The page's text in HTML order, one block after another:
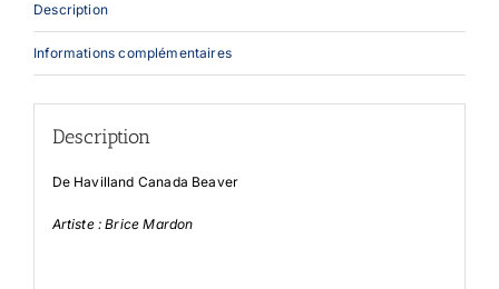
Description
Informations complémentaires
Description
De Havilland Canada Beaver
Artiste : Brice Mardon